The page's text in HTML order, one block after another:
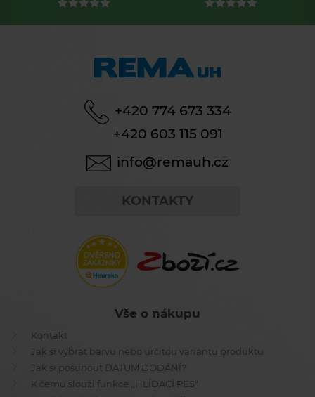
+420 774 673 334
+420 603 115 091
info@remauh.cz
KONTAKTY
Vše o nákupu
Kontakt
Jak si vybrat barvu nebo určitou variantu produktu
Jak si posunout DATUM DODÁNÍ?
K čemu slouží funkce ,,HLÍDACÍ PES"